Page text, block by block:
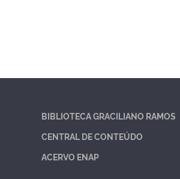
BIBLIOTECA GRACILIANO RAMOS
CENTRAL DE CONTEÚDO
ACERVO ENAP